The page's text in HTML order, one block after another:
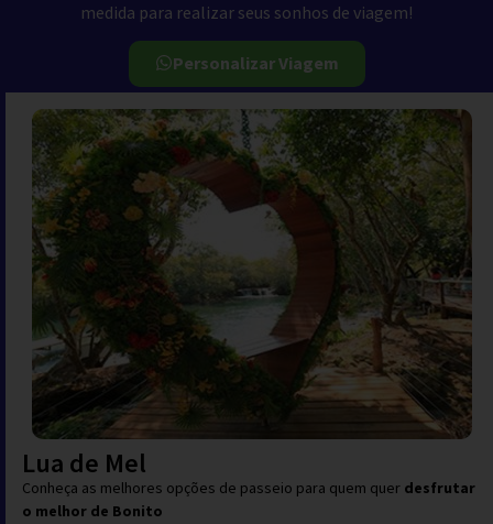
medida para realizar seus sonhos de viagem!
Personalizar Viagem
Lua de Mel
Conheça as melhores opções de passeio para quem quer desfrutar
o melhor de Bonito